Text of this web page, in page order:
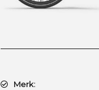
Merk: